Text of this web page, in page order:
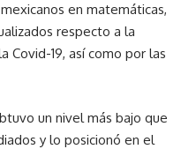
en matemáticas,
respecto a la
Covid-19, así como por las
un nivel más bajo que
y lo posicionó en el